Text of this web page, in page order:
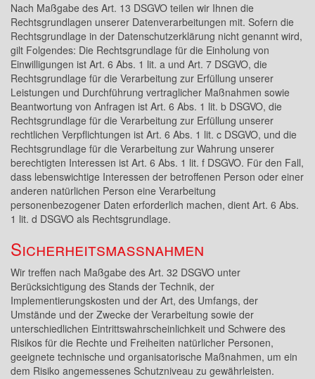
Nach Maßgabe des Art. 13 DSGVO teilen wir Ihnen die
Rechtsgrundlagen unserer Datenverarbeitungen mit. Sofern die
Rechtsgrundlage in der Datenschutzerklärung nicht genannt wird,
gilt Folgendes: Die Rechtsgrundlage für die Einholung von
Einwilligungen ist Art. 6 Abs. 1 lit. a und Art. 7 DSGVO, die
Rechtsgrundlage für die Verarbeitung zur Erfüllung unserer
Leistungen und Durchführung vertraglicher Maßnahmen sowie
Beantwortung von Anfragen ist Art. 6 Abs. 1 lit. b DSGVO, die
Rechtsgrundlage für die Verarbeitung zur Erfüllung unserer
rechtlichen Verpflichtungen ist Art. 6 Abs. 1 lit. c DSGVO, und die
Rechtsgrundlage für die Verarbeitung zur Wahrung unserer
berechtigten Interessen ist Art. 6 Abs. 1 lit. f DSGVO. Für den Fall,
dass lebenswichtige Interessen der betroffenen Person oder einer
anderen natürlichen Person eine Verarbeitung
personenbezogener Daten erforderlich machen, dient Art. 6 Abs.
1 lit. d DSGVO als Rechtsgrundlage.
Sicherheitsmaßnahmen
Wir treffen nach Maßgabe des Art. 32 DSGVO unter
Berücksichtigung des Stands der Technik, der
Implementierungskosten und der Art, des Umfangs, der
Umstände und der Zwecke der Verarbeitung sowie der
unterschiedlichen Eintrittswahrscheinlichkeit und Schwere des
Risikos für die Rechte und Freiheiten natürlicher Personen,
geeignete technische und organisatorische Maßnahmen, um ein
dem Risiko angemessenes Schutzniveau zu gewährleisten.